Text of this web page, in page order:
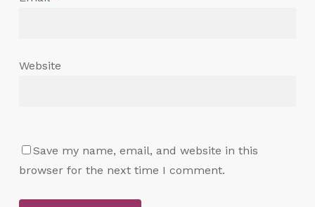
Website
Save my name, email, and website in this
browser for the next time I comment.